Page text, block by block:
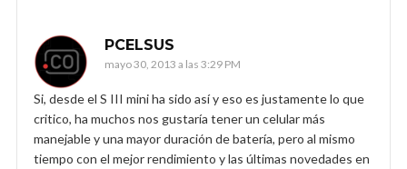
PCELSUS
mayo 30, 2013 a las 3:29 PM
Si, desde el S III mini ha sido así y eso es justamente lo que
critico, ha muchos nos gustaría tener un celular más
manejable y una mayor duración de batería, pero al mismo
tiempo con el mejor rendimiento y las últimas novedades en